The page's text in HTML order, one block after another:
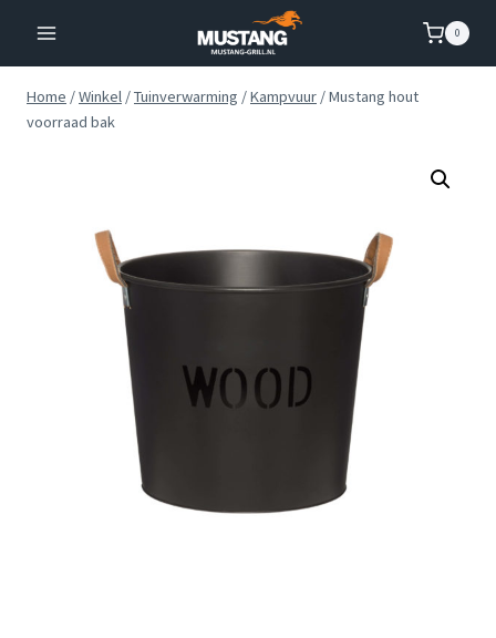
inhoud
0
Home /Winkel /Tuinverwarming /Kampvuur /Mustang hout
voorraad bak